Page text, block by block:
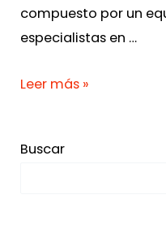
compuesto por un
especialistas en …
Leer más »
Buscar